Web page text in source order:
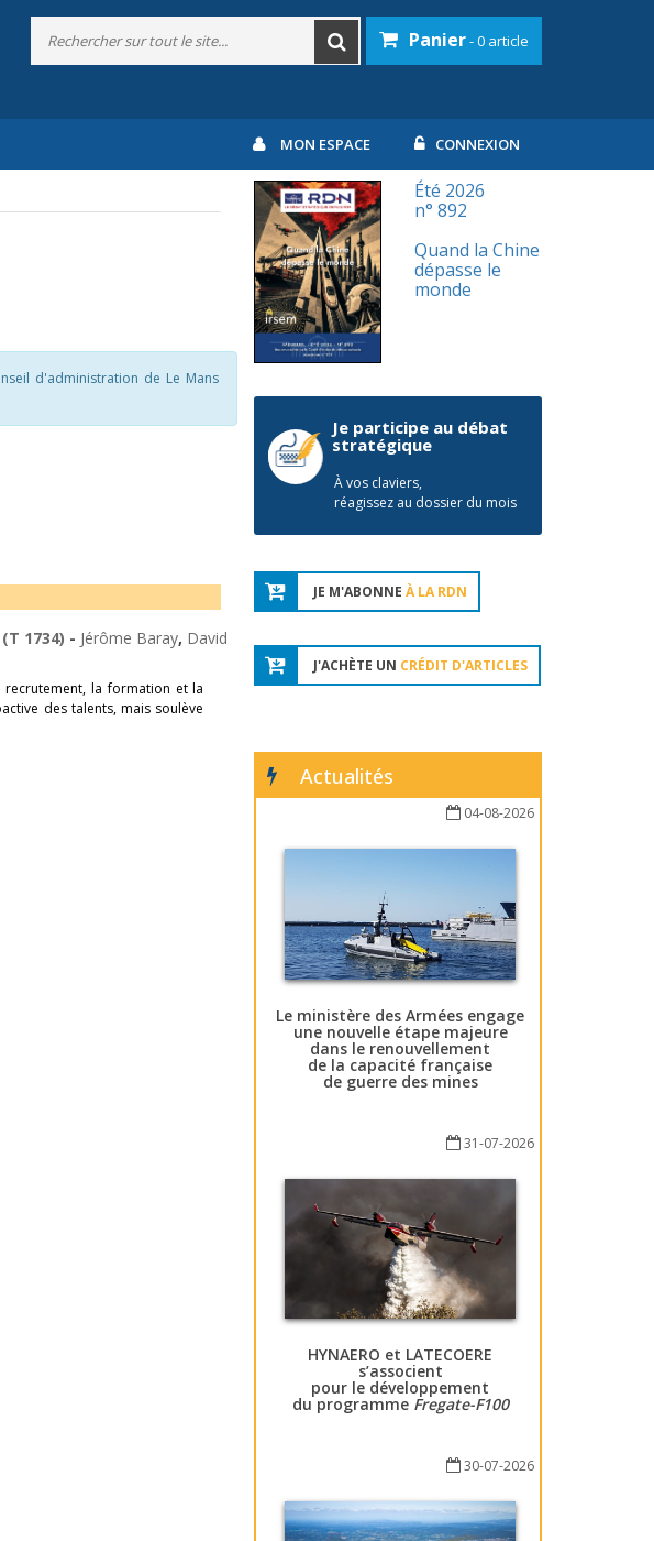
Panier- 0 article
MON ESPACE CONNEXION
d'administration de Le Mans
1734) - Jérôme Baray, David
la formation et la
des talents, mais soulève
Été 2026
n° 892
Quand la Chine
dépasse le
monde
Je participe au débat
stratégique
À vos claviers,
réagissez au dossier du mois
JE M'ABONNE À LA RDN
J'ACHÈTE UN CRÉDIT D'ARTICLES
Actualités
04-08-2026
Le ministère des Armées engage
une nouvelle étape majeure
dans le renouvellement
de la capacité française
de guerre des mines
31-07-2026
HYNAERO et LATECOERE
s’associent
pour le développement
du programme Fregate-F100
30-07-2026